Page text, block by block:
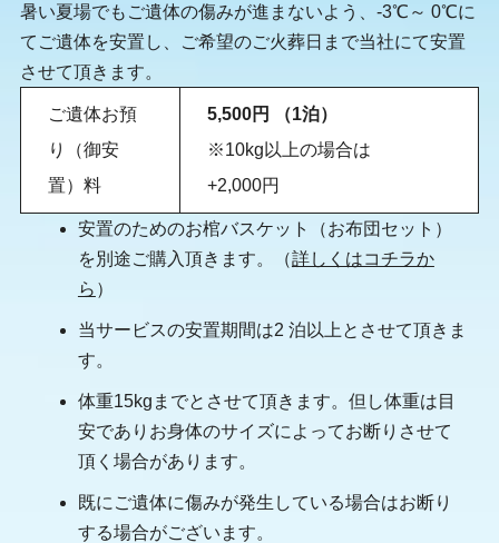
暑い夏場でもご遺体の傷みが進まないよう、-3℃～ 0℃に
てご遺体を安置し、ご希望のご火葬日まで当社にて安置
させて頂きます。
ご遺体お預
り（御安
置）料
5,500円 （1泊）
※10kg以上の場合は
+2,000円
安置のためのお棺バスケット（お布団セット）
を別途ご購入頂きます。（詳しくはコチラか
ら ）
当サービスの安置期間は2 泊以上とさせて頂きま
す。
体重15kgまでとさせて頂きます。但し体重は目
安でありお身体のサイズによってお断りさせて
頂く場合があります。
既にご遺体に傷みが発生している場合はお断り
する場合がございます。